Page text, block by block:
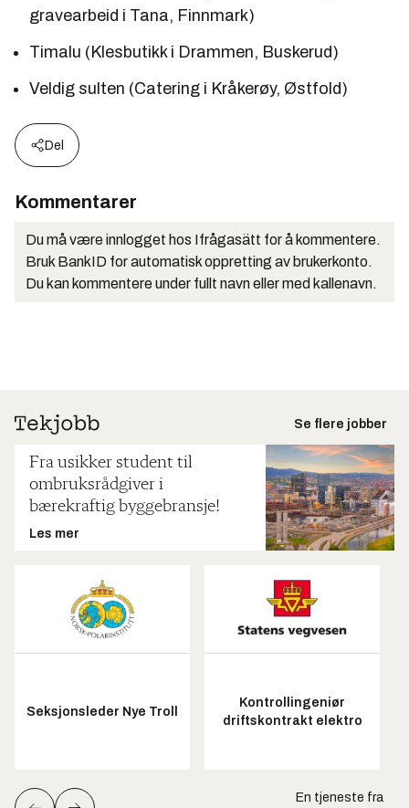
gravearbeid i Tana, Finnmark)
Timalu (Klesbutikk i Drammen, Buskerud)
Veldig sulten (Catering i Kråkerøy, Østfold)
Del
Kommentarer
Du må være innlogget hos Ifrågasätt for å kommentere.
Bruk BankID for automatisk oppretting av brukerkonto.
Du kan kommentere under fullt navn eller med kallenavn.
Se flere jobber
Fra usikker student til
ombruksrådgiver i
bærekraftig byggebransje!
Les mer
Seksjonsleder Nye Troll
Kontrollingeniør
driftskontrakt elektro
En tjeneste fra